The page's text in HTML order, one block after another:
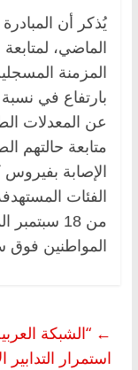
الماضي،
بارتفاع في
عن المعدلات
متابعة حالتهم
الإصابة
الفئات
من 18
المواطنين فوق سن الـ
← “الشبكة
استمرار